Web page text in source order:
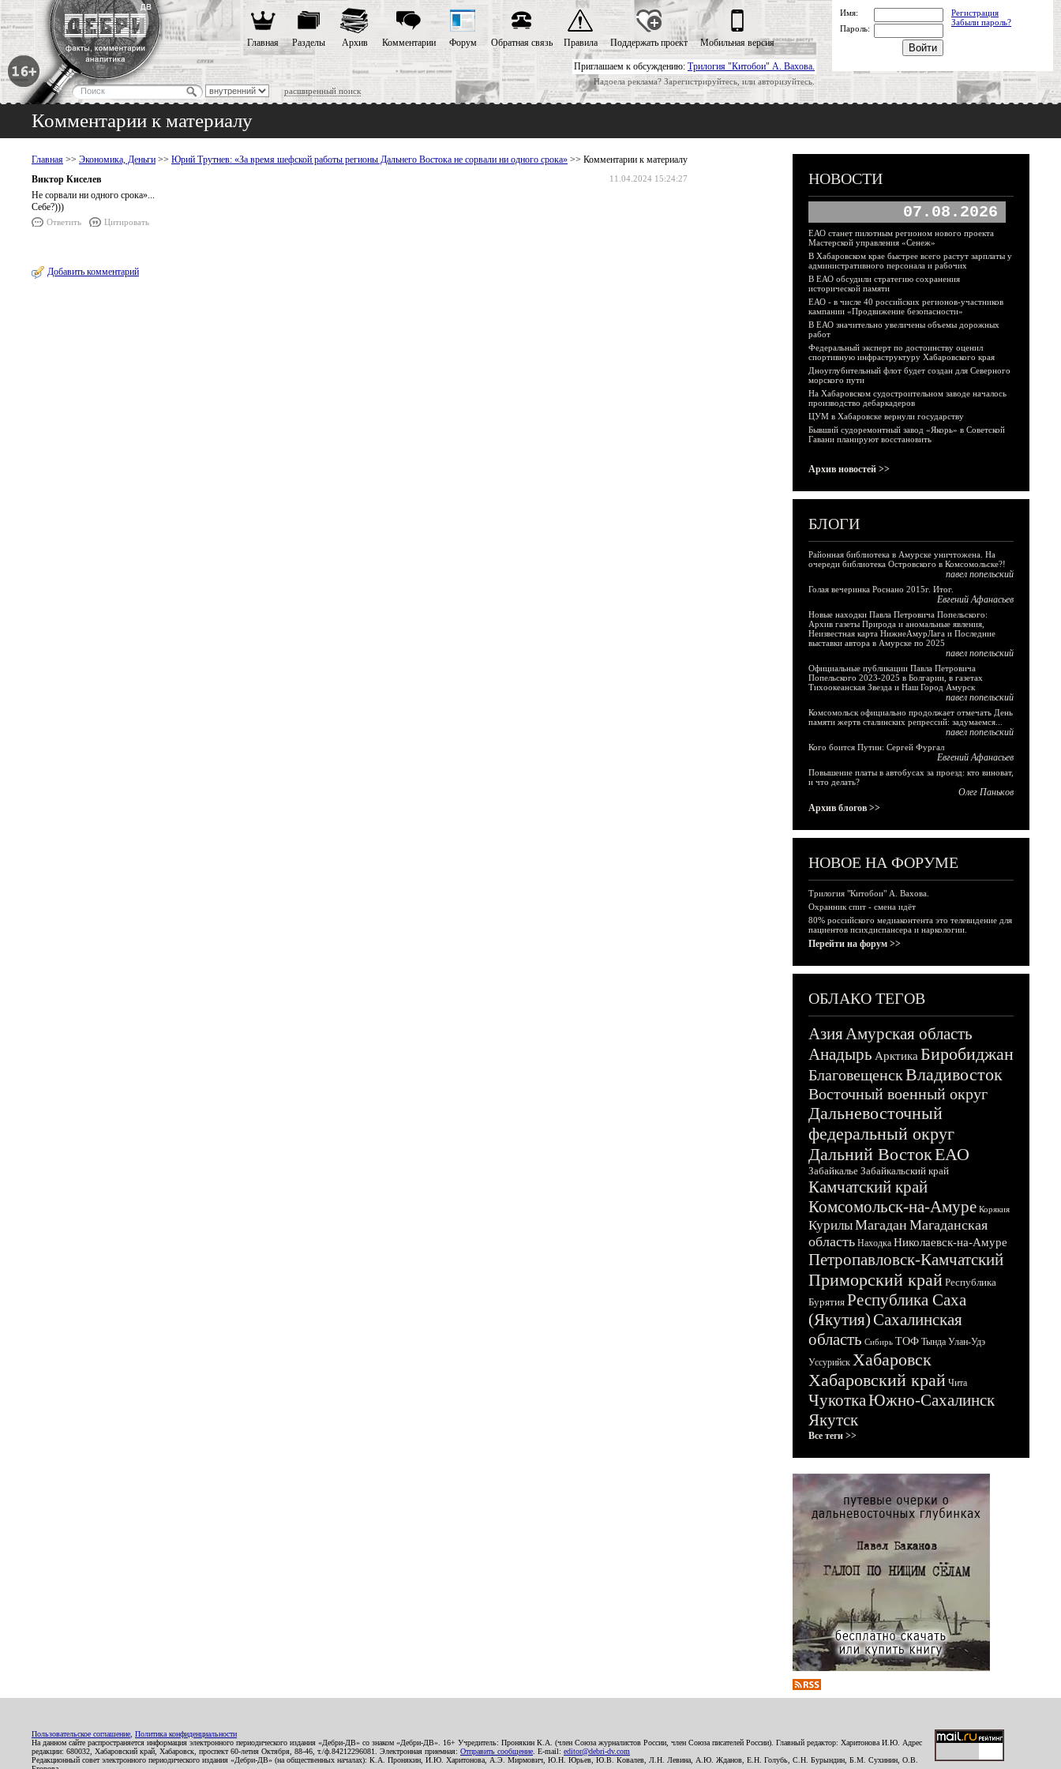
Приглашаем к обсуждению: Трилогия "Китобои" А. Вахова.
Надоела реклама? Зарегистрируйтесь, или авторизуйтесь.
расширенный поиск
Главная Разделы Архив Комментарии Форум Обратная связь Правила Поддержать проект Мобильная версия
Имя:
Регистрация
Забыли пароль?
Пароль:
Комментарии к материалу
Главная >> Экономика, Деньги >> Юрий Трутнев: «За время шефской работы регионы Дальнего Востока не сорвали ни одного срока» >> Комментарии к материалу
11.04.2024 15:24:27
Виктор Киселев
Не сорвали ни одного срока»...
Себе?)))
Ответить Цитировать
Добавить комментарий
НОВОСТИ
07.08.2026
ЕАО станет пилотным регионом нового проекта
Мастерской управления «Сенеж»
В Хабаровском крае быстрее всего растут зарплаты у
административного персонала и рабочих
В ЕАО обсудили стратегию сохранения
исторической памяти
ЕАО - в числе 40 российских регионов-участников
кампании «Продвижение безопасности»
В ЕАО значительно увеличены объемы дорожных
работ
Федеральный эксперт по достоинству оценил
спортивную инфраструктуру Хабаровского края
Дноуглубительный флот будет создан для Северного
морского пути
На Хабаровском судостроительном заводе началось
производство дебаркадеров
ЦУМ в Хабаровске вернули государству
Бывший судоремонтный завод «Якорь» в Советской
Гавани планируют восстановить
Архив новостей >>
БЛОГИ
Районная библиотека в Амурске уничтожена. На
очереди библиотека Островского в Комсомольске?!
павел попельский
Голая вечеринка Роснано 2015г. Итог.
Евгений Афанасьев
Новые находки Павла Петровича Попельского:
Архив газеты Природа и аномальные явления,
Неизвестная карта НижнеАмурЛага и Последние
выставки автора в Амурске по 2025
павел попельский
Официальные публикации Павла Петровича
Попельского 2023-2025 в Болгарии, в газетах
Тихоокеанская Звезда и Наш Город Амурск
павел попельский
Комсомольск официально продолжает отмечать День
памяти жертв сталинских репрессий: задумаемся...
павел попельский
Кого боится Путин: Сергей Фургал
Евгений Афанасьев
Повышение платы в автобусах за проезд: кто виноват,
и что делать?
Олег Паньков
Архив блогов >>
НОВОЕ НА ФОРУМЕ
Трилогия "Китобои" А. Вахова.
Охранник спит - смена идёт
80% российского медиаконтента это телевидение для
пациентов психдиспансера и наркологии.
Перейти на форум >>
ОБЛАКО ТЕГОВ
АзияАмурская область
Анадырь Арктика Биробиджан
БлаговещенскВладивосток
Восточный военный округ
Дальневосточный
федеральный округ
Дальний ВостокЕАО
Забайкалье Забайкальский край
Камчатский край
Комсомольск-на-Амуре Корякия
КурилыМагадан Магаданская
область Находка Николаевск-на-Амуре
Петропавловск-Камчатский
Приморский край Республика
Бурятия Республика Саха
(Якутия)Сахалинская
область Сибирь ТОФ Тында Улан-Удэ
Уссурийск Хабаровск
Хабаровский край Чита
ЧукоткаЮжно-Сахалинск
Якутск
Все теги >>
Пользовательское соглашение Политика конфиденциальности
На данном сайте распространяется информация электронного периодического издания «Дебри-ДВ» со знаком «Дебри-ДВ». 16+ Учредитель: Пронякин К.А. (член Союза журналистов России, член Союза писателей России). Главный редактор: Харитонова И.Ю. Адрес
редакции: 680032, Хабаровский край, Хабаровск, проспект 60-летия Октября, 88-46, т./ф.84212296081. Электронная приемная: Отправить сообщение . E-mail: editor@debri-dv.com
Редакционный совет электронного периодического издания «Дебри-ДВ» (на общественных началах): К.А. Пронякин, И.Ю. Харитонова, А.Э. Мирмович, Ю.Н. Юрьев, Ю.В. Ковалев, Л.Н. Левина, А.Ю. Жданов, Е.Н. Голубь, С.Н. Бурындин, Б.М. Сухинин, О.В.